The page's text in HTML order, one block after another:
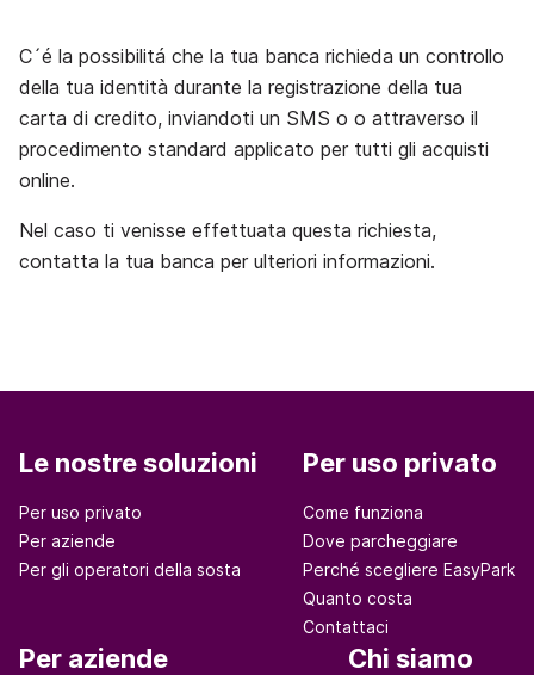
C´é la possibilitá che la tua banca richieda un controllo
della tua identità durante la registrazione della tua
carta di credito, inviandoti un SMS o o attraverso il
procedimento standard applicato per tutti gli acquisti
online.
Nel caso ti venisse effettuata questa richiesta,
contatta la tua banca per ulteriori informazioni.
Le nostre soluzioni
Per uso privato
Per aziende
Per gli operatori della sosta
Per uso privato
Come funziona
Dove parcheggiare
Perché scegliere EasyPark
Quanto costa
Contattaci
Per aziende Chi siamo